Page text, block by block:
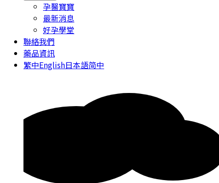
孕醫寶寶
最新消息
好孕學堂
聯絡我們
藥品資訊
繁中English日本語简中